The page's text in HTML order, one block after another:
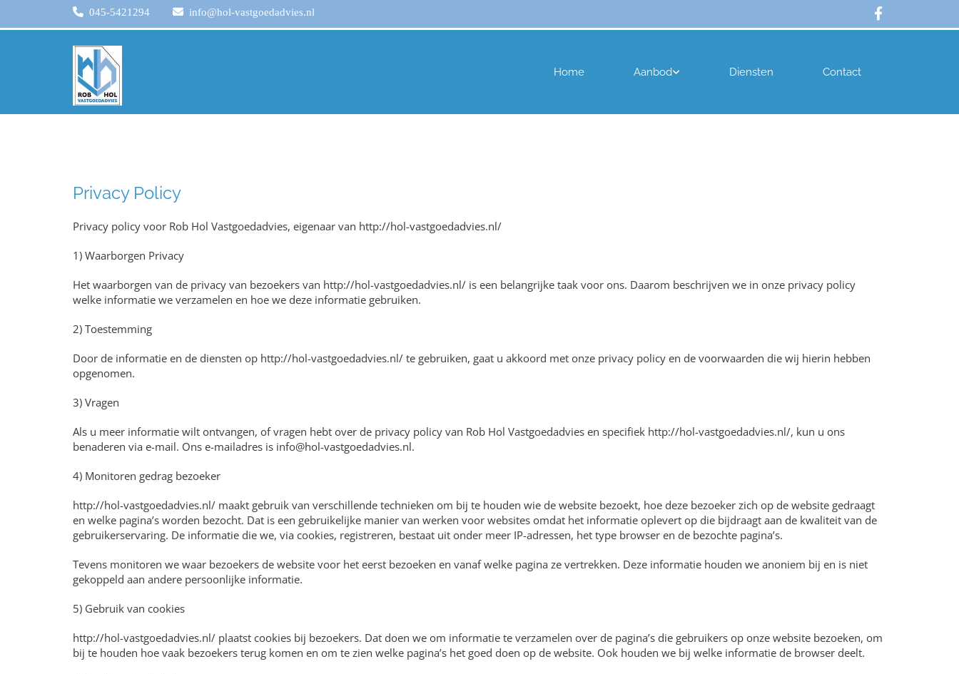
 045-5421294  info@hol-vastgoedadvies.nl
Home Aanbod Diensten Contact
Privacy Policy
Privacy policy voor Rob Hol Vastgoedadvies, eigenaar van http://hol-vastgoedadvies.nl/
1) Waarborgen Privacy
Het waarborgen van de privacy van bezoekers van http://hol-vastgoedadvies.nl/ is een belangrijke taak voor ons. Daarom beschrijven we in onze privacy policy
welke informatie we verzamelen en hoe we deze informatie gebruiken.
2) Toestemming
Door de informatie en de diensten op http://hol-vastgoedadvies.nl/ te gebruiken, gaat u akkoord met onze privacy policy en de voorwaarden die wij hierin hebben
opgenomen.
3) Vragen
Als u meer informatie wilt ontvangen, of vragen hebt over de privacy policy van Rob Hol Vastgoedadvies en specifiek http://hol-vastgoedadvies.nl/, kun u ons
benaderen via e-mail. Ons e-mailadres is info@hol-vastgoedadvies.nl.
4) Monitoren gedrag bezoeker
http://hol-vastgoedadvies.nl/ maakt gebruik van verschillende technieken om bij te houden wie de website bezoekt, hoe deze bezoeker zich op de website gedraagt
en welke pagina’s worden bezocht. Dat is een gebruikelijke manier van werken voor websites omdat het informatie oplevert op die bijdraagt aan de kwaliteit van de
gebruikerservaring. De informatie die we, via cookies, registreren, bestaat uit onder meer IP-adressen, het type browser en de bezochte pagina’s.
Tevens monitoren we waar bezoekers de website voor het eerst bezoeken en vanaf welke pagina ze vertrekken. Deze informatie houden we anoniem bij en is niet
gekoppeld aan andere persoonlijke informatie.
5) Gebruik van cookies
http://hol-vastgoedadvies.nl/ plaatst cookies bij bezoekers. Dat doen we om informatie te verzamelen over de pagina’s die gebruikers op onze website bezoeken, om
bij te houden hoe vaak bezoekers terug komen en om te zien welke pagina’s het goed doen op de website. Ook houden we bij welke informatie de browser deelt.